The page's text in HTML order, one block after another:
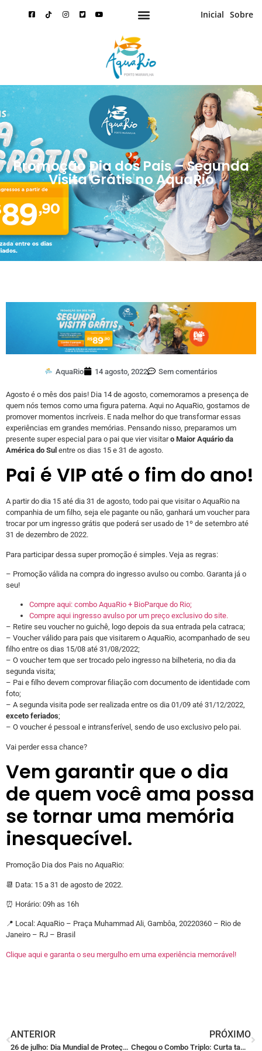
Inicial Sobre
Promoção Dia dos Pais – Segunda
Visita Grátis no AquaRio
AquaRio 14 agosto, 2022 Sem comentários
Agosto é o mês dos pais! Dia 14 de agosto, comemoramos a presença de
quem nós temos como uma figura paterna. Aqui no AquaRio, gostamos de
promover momentos incríveis. E nada melhor do que transformar essas
experiências em grandes memórias. Pensando nisso, preparamos um
presente super especial para o pai que vier visitaro Maior Aquário da
América do Sul entre os dias 15 e 31 de agosto.
Pai é VIP até o fim do ano!
A partir do dia 15 até dia 31 de agosto, todo pai que visitar o AquaRio na
companhia de um filho, seja ele pagante ou não, ganhará um voucher para
trocar por um ingresso grátis que poderá ser usado de 1º de setembro até
31 de dezembro de 2022.
Para participar dessa super promoção é simples. Veja as regras:
– Promoção válida na compra do ingresso avulso ou combo. Garanta já o
seu!
Compre aqui: combo AquaRio + BioParque do Rio;
Compre aqui ingresso avulso por um preço exclusivo do site.
– Retire seu voucher no guichê, logo depois da sua entrada pela catraca;
– Voucher válido para pais que visitarem o AquaRio, acompanhado de seu
filho entre os dias 15/08 até 31/08/2022;
– O voucher tem que ser trocado pelo ingresso na bilheteria, no dia da
segunda visita;
– Pai e filho devem comprovar filiação com documento de identidade com
foto;
– A segunda visita pode ser realizada entre os dia 01/09 até 31/12/2022,
exceto feriados;
– O voucher é pessoal e intransferível, sendo de uso exclusivo pelo pai.
Vai perder essa chance?
Vem garantir que o dia
de quem você ama possa
se tornar uma memória
inesquecível.
Promoção Dia dos Pais no AquaRio:
📆 Data: 15 a 31 de agosto de 2022.
⏰ Horário: 09h as 16h
📍 Local: AquaRio – Praça Muhammad Ali, Gambôa, 20220360 – Rio de
Janeiro – RJ – Brasil
Clique aqui e garanta o seu mergulho em uma experiência memorável!
ANTERIOR
26 de julho: Dia Mundial de Proteção aos Manguezais
PRÓXIMO
Chegou o Combo Triplo: Curta também esse line-up